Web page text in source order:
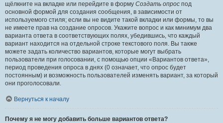
щёлкните на вкладке или перейдите в форму Создать опрос под
основной формой для создания сообщения, в зависимости от
используемого стиля; если вы не видите такой вкладки или формы, то вы
не имеете прав на создание опросов. Укажите вопрос и как минимум два
варианта ответа в соответствующих полях, убедившись, что каждый
вариант находится на отдельной строке текстового поля. Вы также
можете задать количество вариантов, которые могут выбрать
пользователи при голосовании, с помощью опции «Вариантов ответа»,
период проведения опроса в днях (0 означает, что опрос будет
постоянным) и возможность пользователей изменять вариант, за который
они проголосовали.
Вернуться к началу
Почему я не могу добавить больше вариантов ответа?